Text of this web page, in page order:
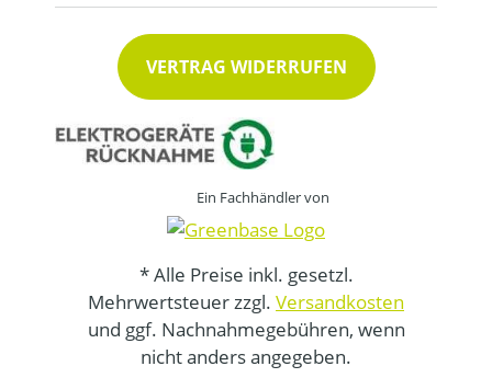
VERTRAG WIDERRUFEN
Ein Fachhändler von
* Alle Preise inkl. gesetzl.
Mehrwertsteuer zzgl. Versandkosten
und ggf. Nachnahmegebühren, wenn
nicht anders angegeben.